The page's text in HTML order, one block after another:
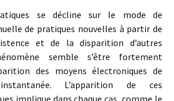
se décline sur le mode de
de pratiques nouvelles à partir de
et de la disparition d’autres
semble s’être fortement
des moyens électroniques de
L’apparition de ces
implique dans chaque cas, comme le